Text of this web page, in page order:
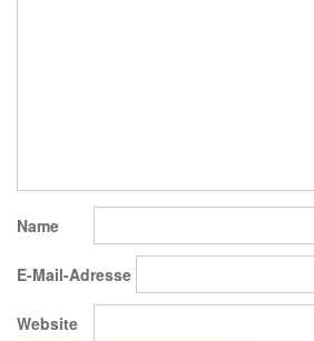
Name
E-Mail-Adresse
Website